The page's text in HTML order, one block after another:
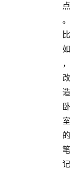
点
。
比
如
，
改
造
卧
室
的
笔
记